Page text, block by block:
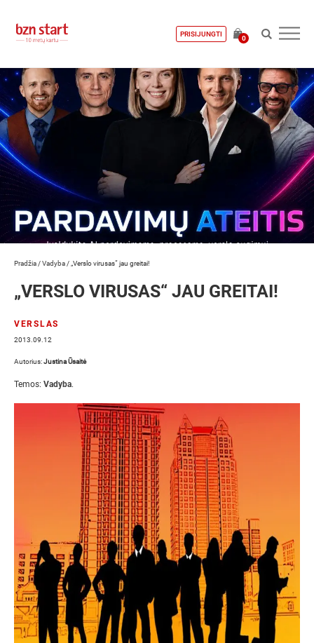
PRISIJUNGTI
0
Pradžia /Vadyba / „Verslo virusas“ jau greitai!
„VERSLO VIRUSAS“ JAU GREITAI!
VERSLAS
2013.09.12
Autorius:Justina Ūsaitė
Temos: Vadyba.